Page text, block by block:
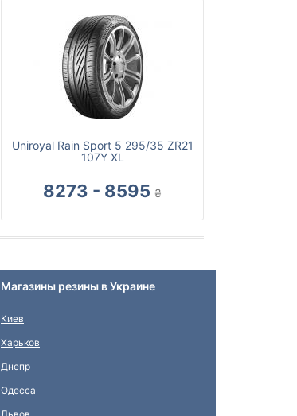
Uniroyal Rain Sport 5 295/35 ZR21
107Y XL
8273 - 8595 ₴
Магазины резины в Украине
Киев
Харьков
Днепр
Одесса